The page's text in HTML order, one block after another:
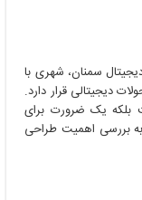
سمنان، شهری با
دیجیتالی قرار دارد.
بلکه یک ضرورت برای
بررسی اهمیت طراحی